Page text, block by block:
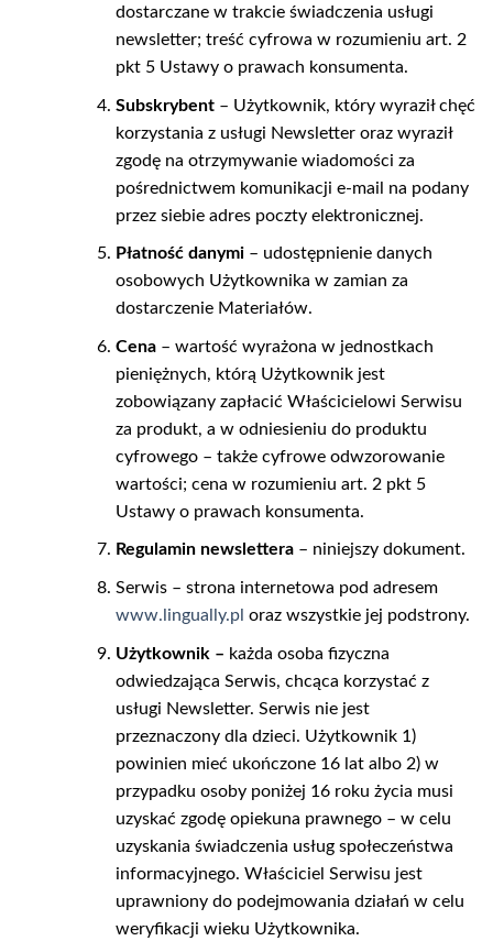
dostarczane w trakcie świadczenia usługi
newsletter; treść cyfrowa w rozumieniu art. 2
pkt 5 Ustawy o prawach konsumenta.
Subskrybent – Użytkownik, który wyraził chęć
korzystania z usługi Newsletter oraz wyraził
zgodę na otrzymywanie wiadomości za
pośrednictwem komunikacji e-mail na podany
przez siebie adres poczty elektronicznej.
Płatność danymi – udostępnienie danych
osobowych Użytkownika w zamian za
dostarczenie Materiałów.
Cena – wartość wyrażona w jednostkach
pieniężnych, którą Użytkownik jest
zobowiązany zapłacić Właścicielowi Serwisu
za produkt, a w odniesieniu do produktu
cyfrowego – także cyfrowe odwzorowanie
wartości; cena w rozumieniu art. 2 pkt 5
Ustawy o prawach konsumenta.
Regulamin newslettera– niniejszy dokument.
Serwis – strona internetowa pod adresem
www.lingually.pl oraz wszystkie jej podstrony.
Użytkownik – każda osoba fizyczna
odwiedzająca Serwis, chcąca korzystać z
usługi Newsletter. Serwis nie jest
przeznaczony dla dzieci. Użytkownik 1)
powinien mieć ukończone 16 lat albo 2) w
przypadku osoby poniżej 16 roku życia musi
uzyskać zgodę opiekuna prawnego – w celu
uzyskania świadczenia usług społeczeństwa
informacyjnego. Właściciel Serwisu jest
uprawniony do podejmowania działań w celu
weryfikacji wieku Użytkownika.